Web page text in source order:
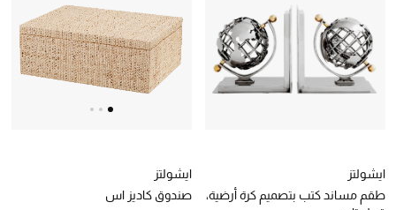
أحذية مختارة
تسوقوا الأحذية
جميع مستحضرات الجمال
ايشولتز
طقم مساند كتب بتصميم كرة أرضية،
ايشولتز
صندوق كاديز اس